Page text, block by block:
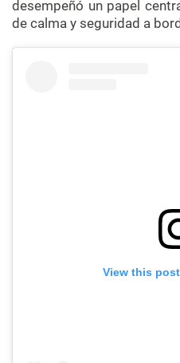
desempeñó un papel
de calma y seguridad a
View this